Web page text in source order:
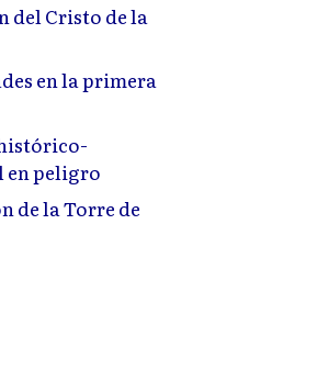
del Cristo de la
en la primera
en peligro
de la Torre de